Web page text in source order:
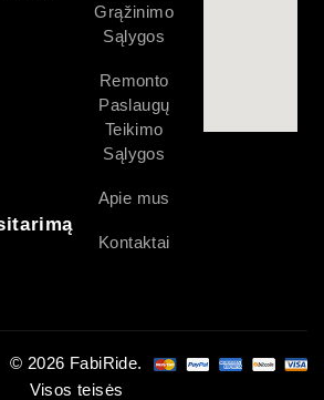
Grąžinimo
Sąlygos
Remonto
Paslaugų
Teikimo
Sąlygos
Apie mus
Kontaktai
© 2026 FabiRide.
Visos teisės